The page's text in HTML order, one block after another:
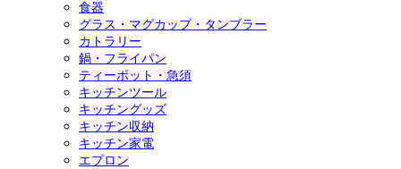
食器
グラス・マグカップ・タンブラー
カトラリー
鍋・フライパン
ティーポット・急須
キッチンツール
キッチングッズ
キッチン収納
キッチン家電
エプロン